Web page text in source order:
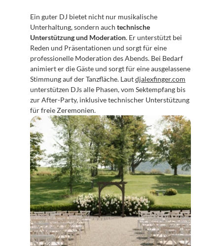
Ein guter DJ bietet nicht nur musikalische
Unterhaltung, sondern auch technische
Unterstützung und Moderation. Er unterstützt bei
Reden und Präsentationen und sorgt für eine
professionelle Moderation des Abends. Bei Bedarf
animiert er die Gäste und sorgt für eine ausgelassene
Stimmung auf der Tanzfläche. Laut djalexfinger.com
unterstützen DJs alle Phasen, vom Sektempfang bis
zur After-Party, inklusive technischer Unterstützung
für freie Zeremonien.